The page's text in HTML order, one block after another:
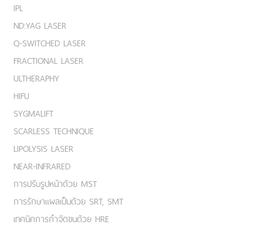
IPL
ND:YAG LASER
Q-SWITCHED LASER
FRACTIONAL LASER
ULTHERAPHY
HIFU
SYGMALIFT
SCARLESS TECHNIQUE
LIPOLYSIS LASER
NEAR-INFRARED
การปรับรูปหน้าด้วย MST
การรักษาแผลเป็นด้วย SRT, SMT
เทคนิคการกำจัดขนด้วย HRE